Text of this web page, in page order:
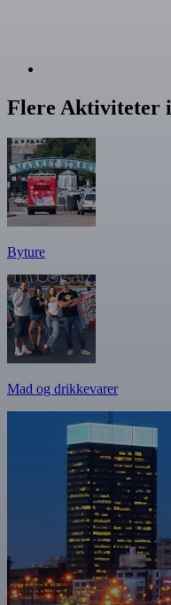
Flere Aktiviteter
Byture
Mad og drikkevarer